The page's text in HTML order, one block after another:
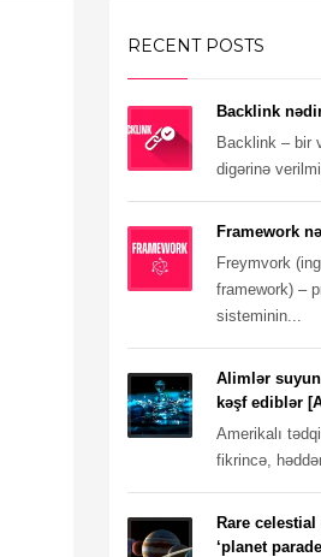
RECENT POSTS
Backlink
Backlink – bir
digərinə
Framework
Freymvork
framework) –
sisteminin...
Alimlər suyun
kəşf ediblər
Amerikalı
fikrincə,
Rare celestial
‘planet